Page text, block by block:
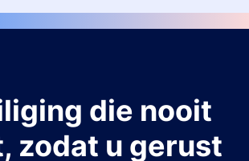
die nooit
zodat u gerust